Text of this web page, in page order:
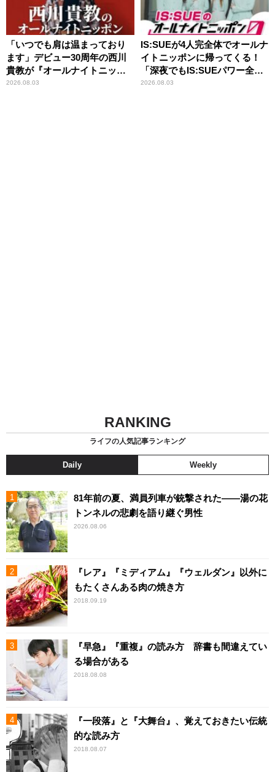
「いつでも肩は温まっており
ます」デビュー30周年の西川
貴教が『オールナイトニッポ
ン』に登場！
2026.08.03
IS:SUEが4人完全体でオールナ
イトニッポンに帰ってくる！
「深夜でもIS:SUEパワー全開
でいきたいと思います」
2026.08.03
RANKING
ライフの人気記事ランキング
Daily Weekly
81年前の夏、満員列車が銃撃された――湯の花
トンネルの悲劇を語り継ぐ男性
2026.08.06
『レア』『ミディアム』『ウェルダン』以外に
もたくさんある肉の焼き方
2018.09.19
『早急』『重複』の読み方 辞書も間違えてい
る場合がある
2018.08.08
『一段落』と『大舞台』、覚えておきたい伝統
的な読み方
2018.08.07